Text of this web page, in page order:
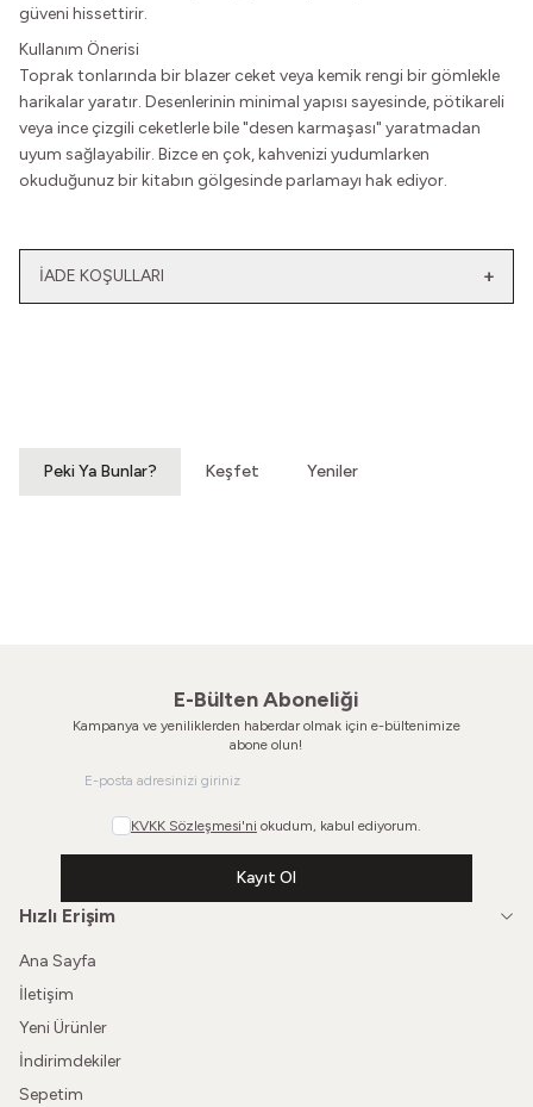
güveni hissettirir.
Kullanım Önerisi
Toprak tonlarında bir blazer ceket veya kemik rengi bir gömlekle
harikalar yaratır. Desenlerinin minimal yapısı sayesinde, pötikareli
veya ince çizgili ceketlerle bile "desen karmaşası" yaratmadan
uyum sağlayabilir. Bizce en çok, kahvenizi yudumlarken
okuduğunuz bir kitabın gölgesinde parlamayı hak ediyor.
İADE KOŞULLARI
Peki Ya Bunlar? Keşfet Yeniler
E-Bülten Aboneliği
Kampanya ve yeniliklerden haberdar olmak için e-bültenimize
abone olun!
KVKK Sözleşmesi'ni okudum, kabul ediyorum.
Kayıt Ol
Hızlı Erişim
Ana Sayfa
İletişim
Yeni Ürünler
İndirimdekiler
Sepetim